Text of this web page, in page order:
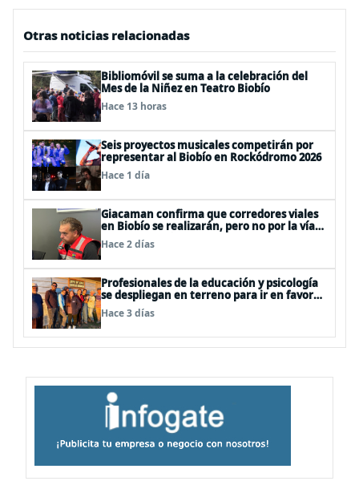
Otras noticias relacionadas
Bibliomóvil se suma a la celebración del
Mes de la Niñez en Teatro Biobío
Hace 13 horas
Seis proyectos musicales competirán por
representar al Biobío en Rockódromo 2026
Hace 1 día
Giacaman confirma que corredores viales
en Biobío se realizarán, pero no por la vía
de la concesión
Hace 2 días
Profesionales de la educación y psicología
se despliegan en terreno para ir en favor
de niños afectados por la emergencia
Hace 3 días